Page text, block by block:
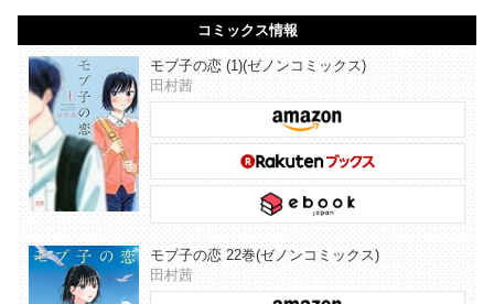
コミックス情報
モブ子の恋 (1)(ゼノンコミックス)
田村茜
モブ子の恋 22巻(ゼノンコミックス)
田村茜